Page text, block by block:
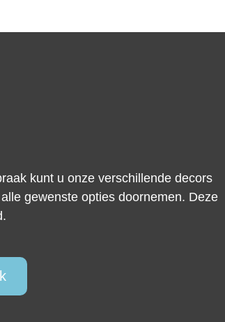
kunt u onze verschillende decors
gewenste opties doornemen. Deze